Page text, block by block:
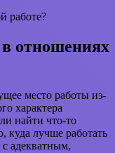
отношениях
место работы из-
характера
найти что-то
куда лучше работать
адекватным,